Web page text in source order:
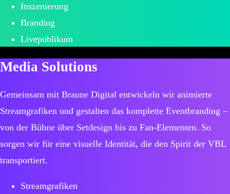
Inszenierung
Branding
Livepublikum
Media Solutions
Gemeinsam mit Braune Digital entwickeln wir animierte
Streamgrafiken und gestalten das komplette Eventbranding –
von der Bühne über Setdesign bis zu Fan-Elementen. So
sorgen wir für eine visuelle Identität, die den Spirit der VBL
transportiert.
Streamgrafiken